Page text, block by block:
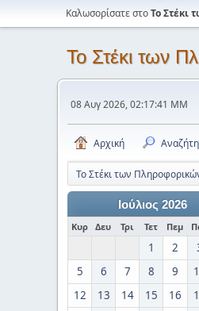
Καλωσορίσατε στοΤο Στέκι
Το Στέκι των
08 Αυγ 2026, 02:17:41 ΜΜ
Αρχική
Το Στέκι των
Ιούλιος 2026
Κυρ Δευ Τρι Τετ Πεμ
1 2
5
6 7 8 9
12
13 14 15 16